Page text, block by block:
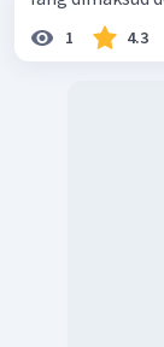
1 4.3